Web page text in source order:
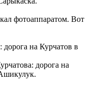
фотоаппаратом. Вот
дорога на